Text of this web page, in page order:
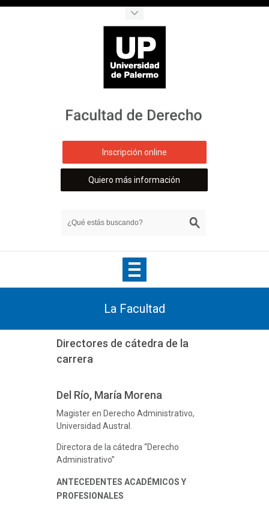
Inscripción online
Quiero más información
La Facultad
Directores de cátedra de la
carrera
Del Río, María Morena
Magister en Derecho Administrativo,
Universidad Austral.
Directora de la cátedra “Derecho
Administrativo”
ANTECEDENTES ACADÉMICOS Y
PROFESIONALES